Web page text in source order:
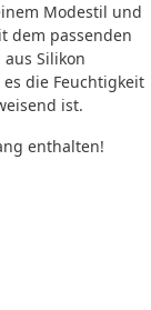
Modestil und
dem passenden
Silikon
die Feuchtigkeit
ist.
enthalten!